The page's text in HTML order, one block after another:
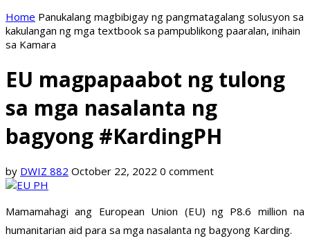
Home Panukalang magbibigay ng pangmatagalang solusyon sa
kakulangan ng mga textbook sa pampublikong paaralan, inihain
sa Kamara
EU magpapaabot ng tulong
sa mga nasalanta ng
bagyong #KardingPH
by DWIZ 882 October 22, 2022 0 comment
Mamamahagi ang European Union (EU) ng P8.6 million na
humanitarian aid para sa mga nasalanta ng bagyong Karding.